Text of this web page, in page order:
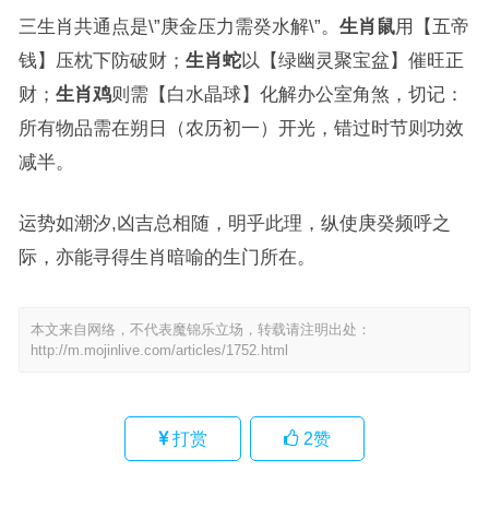
三生肖共通点是\”庚金压力需癸水解\”。 生肖鼠用【五帝
钱】压枕下防破财； 生肖蛇以【绿幽灵聚宝盆】催旺正
财； 生肖鸡则需【白水晶球】化解办公室角煞，切记：
所有物品需在朔日（农历初一）开光，错过时节则功效
减半。
运势如潮汐,凶吉总相随，明乎此理，纵使庚癸频呼之
际，亦能寻得生肖暗喻的生门所在。
本文来自网络，不代表魔锦乐立场，转载请注明出处：
http://m.mojinlive.com/articles/1752.html
打赏 2赞